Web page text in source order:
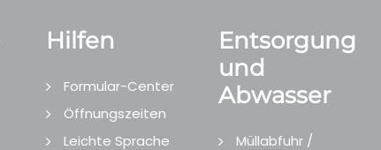
Hilfen
Formular-Center
Öffnungszeiten
Leichte Sprache
Entsorgung
und
Abwasser
Müllabfuhr /